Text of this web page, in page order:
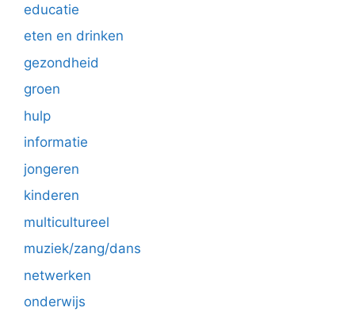
educatie
eten en drinken
gezondheid
groen
hulp
informatie
jongeren
kinderen
multicultureel
muziek/zang/dans
netwerken
onderwijs